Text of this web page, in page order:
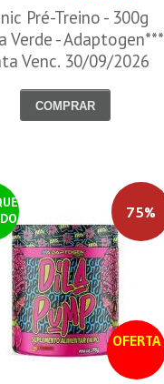
Pré-Treino - 300g
Verde - Adaptogen***
Venc. 30/09/2026
COMPRAR
OFERTA
75%